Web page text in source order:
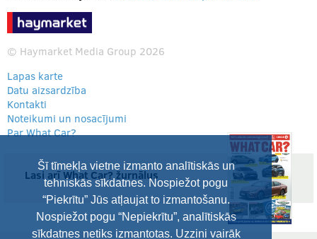
Šī tīmekļa vietne izmanto analītiskās un
tehniskās sīkdatnes. Nospiežot pogu
“Piekrītu” Jūs atļaujat to izmantošanu.
Nospiežot pogu “Nepiekrītu”, analītiskās
sīkdatnes netiks izmantotas. Uzzini vairāk
© Haymarket Media Group 2026
Lapas karte
Datu aizsardzība
Kontakti
Noteikumi un nosacījumi
Par What Car?
Lasi arī What Car? žurnālus